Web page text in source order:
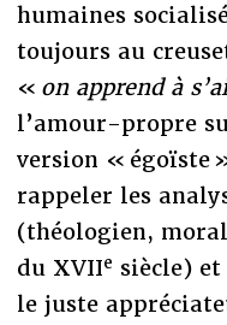
humaines
toujours au
« on apprend à
l’amour-propre
version « égoïste
rappeler les
(théologien,
du XVIIe siècle) et
le juste